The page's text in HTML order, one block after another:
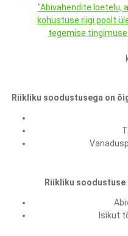
"Abivahendite loetelu,
kohustuse riigi poolt
tegemise
Riikliku soodustusega on
Riikliku
Isikut